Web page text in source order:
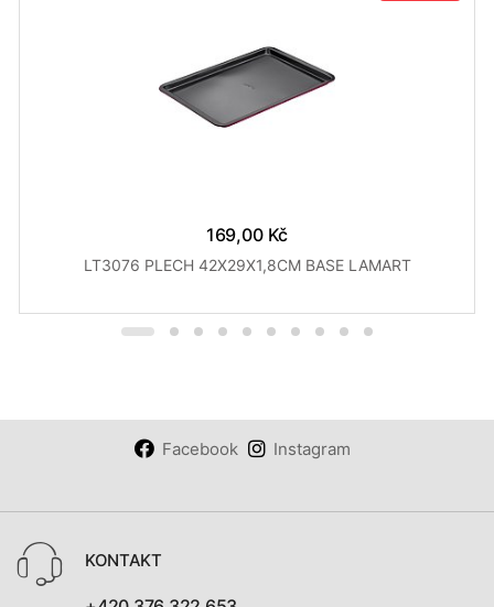
169,00 Kč
LT3076 PLECH 42X29X1,8CM BASE LAMART
Facebook Instagram
KONTAKT